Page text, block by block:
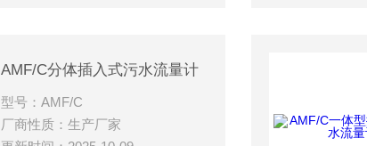
AMF/C分体插入式污水流量计
型号：AMF/C
厂商性质：生产厂家